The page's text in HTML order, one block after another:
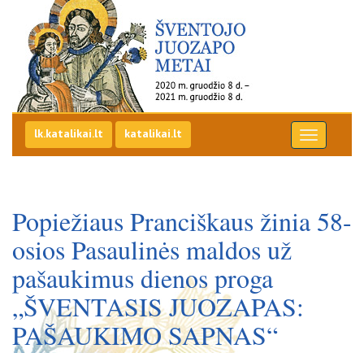
Šv. Juozapo metai
Eiti į pirmą puslapį
lk.katalikai.lt katalikai.lt
Popiežiaus Pranciškaus žinia 58-
osios Pasaulinės maldos už
pašaukimus dienos proga
„ŠVENTASIS JUOZAPAS:
PAŠAUKIMO SAPNAS“